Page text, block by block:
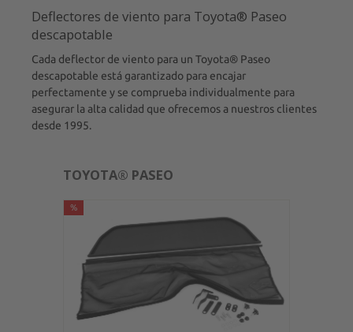
Deflectores de viento para Toyota® Paseo
descapotable
Cada deflector de viento para un Toyota® Paseo
descapotable está garantizado para encajar
perfectamente y se comprueba individualmente para
asegurar la alta calidad que ofrecemos a nuestros clientes
desde 1995.
TOYOTA® PASEO
%